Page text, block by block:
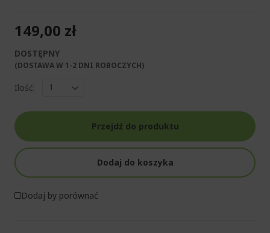
149,00 zł
DOSTĘPNY
(DOSTAWA W 1-2 DNI ROBOCZYCH)​
Ilość:
Przejdź do produktu
Dodaj do koszyka
Dodaj by porównać